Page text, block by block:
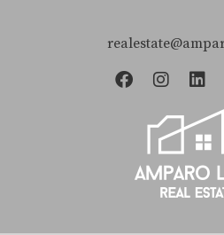
específico mediante anuncios
online efectivas que aumentan
propiedad. Si tienes alguna
asesoramiento personalizado
al mejor precio posible, no
aquí para ayudarte: Amparo